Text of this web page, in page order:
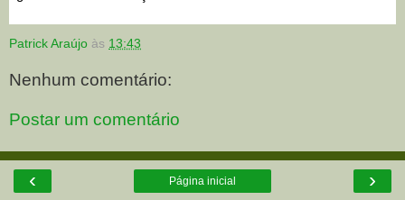
Patrick Araújo às 13:43
Nenhum comentário:
Postar um comentário
‹ ›
Página inicial